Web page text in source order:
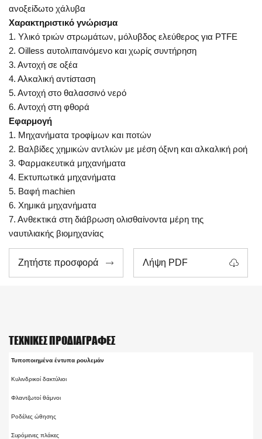
ανοξείδωτο χάλυβα
Χαρακτηριστικό γνώρισμα
1. Υλικό τριών στρωμάτων, μόλυβδος ελεύθερος για PTFE
2. Oilless αυτολιπαινόμενο και χωρίς συντήρηση
3. Αντοχή σε οξέα
4. Αλκαλική αντίσταση
5. Αντοχή στο θαλασσινό νερό
6. Αντοχή στη φθορά
Εφαρμογή
1. Μηχανήματα τροφίμων και ποτών
2. Βαλβίδες χημικών αντλιών με μέση όξινη και αλκαλική ροή
3. Φαρμακευτικά μηχανήματα
4. Εκτυπωτικά μηχανήματα
5. Βαφή machien
6. Χημικά μηχανήματα
7. Ανθεκτικά στη διάβρωση ολισθαίνοντα μέρη της
ναυτιλιακής βιομηχανίας
Ζητήστε προσφορά  Λήψη PDF 
ΤΕΧΝΙΚΈΣ ΠΡΟΔΙΑΓΡΑΦΈΣ
Τυποποιημένα έντυπα ρουλεμάν
Κυλινδρικοί δακτύλιοι
Φλαντζωτοί θάμνοι
Ροδέλες ώθησης
Συρόμενες πλάκες